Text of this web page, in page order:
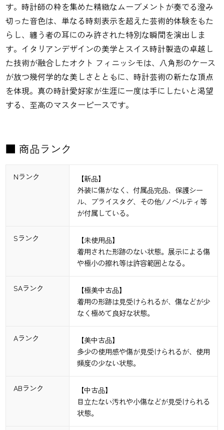
す。時計師の粋を集めた精緻なムーブメントが奏でる澄み
切った音色は、単なる時刻表示を超えた芸術的体験をもた
らし、纏う者の耳にのみ許された特別な瞬間を演出しま
す。イタリアンデザインの美学とスイス時計製造の卓越し
た技術が融合したオクト フィニッシモは、八角形のケース
が放つ幾何学的な美しさとともに、時計芸術の新たな頂点
を体現。真の時計愛好家が生涯に一度は手にしたいと渇望
する、至高のマスターピースです。
■ 商品ランク
Nランク
【新品】
外装に傷がなく、付属品完品、保護シー
ル、ブライスタグ、その他/ノベルティ等
が付属している。
Sランク
【未使用品】
着用された形跡のない状態。展示による傷
や極小の擦れ等は許容範囲となる。
SAランク
【極美中古品】
着用の形跡は見受けられるが、傷などが少
なく極めて良好な状態。
Aランク
【美中古品】
多少の使用感や傷が見受けられるが、使用
頻度の少ない状態。
ABランク
【中古品】
目立たない汚れや小傷などが見受けられる
状態。